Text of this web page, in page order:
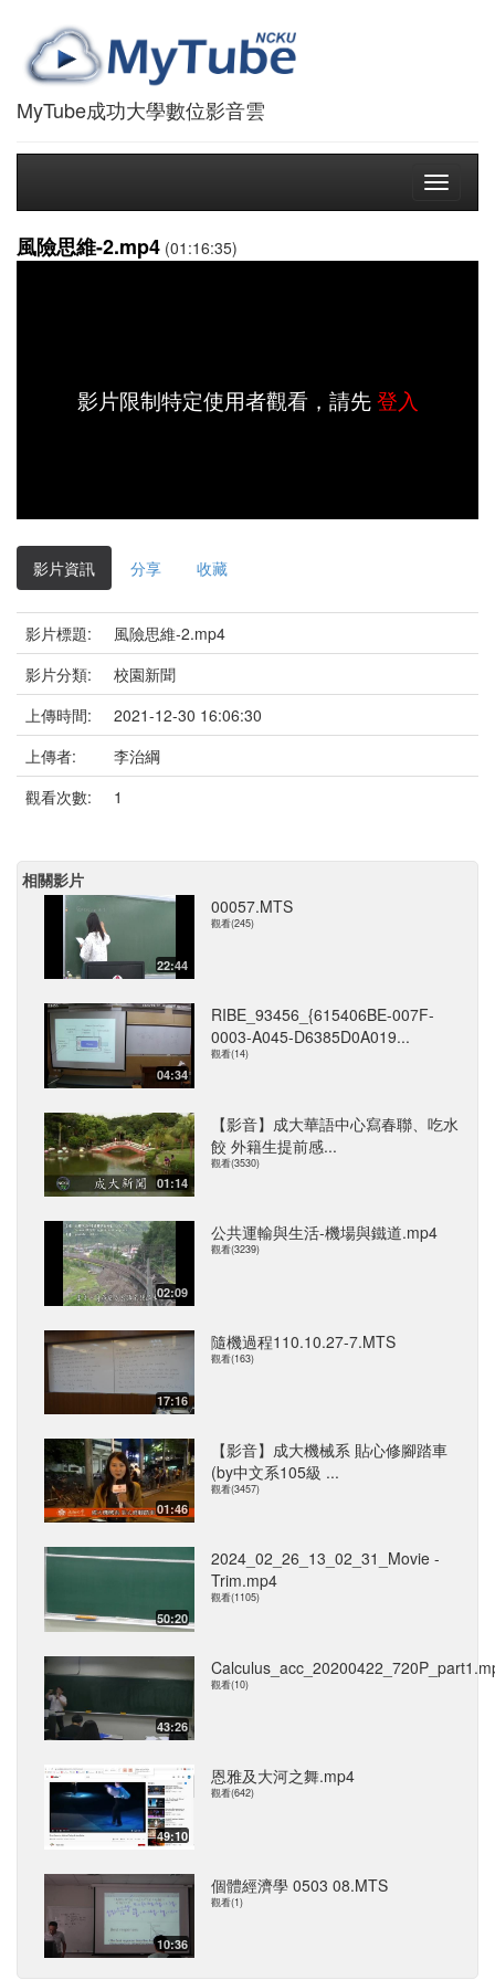
MyTube成功大學數位影音雲
Toggle
風險思維-2.mp4 (01:16:35)
影片限制特定使用者觀看，請先登入
影片資訊 分享 收藏
影片標題:
風險思維-2.mp4
影片分類:
校園新聞
上傳時間:
2021-12-30 16:06:30
上傳者:
李治綱
觀看次數:
1
相關影片
22:44
00057.MTS
觀看(245)
04:34
RIBE_93456_{615406BE-007F-
0003-A045-D6385D0A019...
觀看(14)
01:14
【影音】成大華語中心寫春聯、吃水
餃 外籍生提前感...
觀看(3530)
02:09
公共運輸與生活-機場與鐵道.mp4
觀看(3239)
17:16
隨機過程110.10.27-7.MTS
觀看(163)
01:46
【影音】成大機械系 貼心修腳踏車
(by中文系105級 ...
觀看(3457)
50:20
2024_02_26_13_02_31_Movie -
Trim.mp4
觀看(1105)
43:26
觀看(10)
49:10
恩雅及大河之舞.mp4
觀看(642)
10:36
個體經濟學 0503 08.MTS
觀看(1)